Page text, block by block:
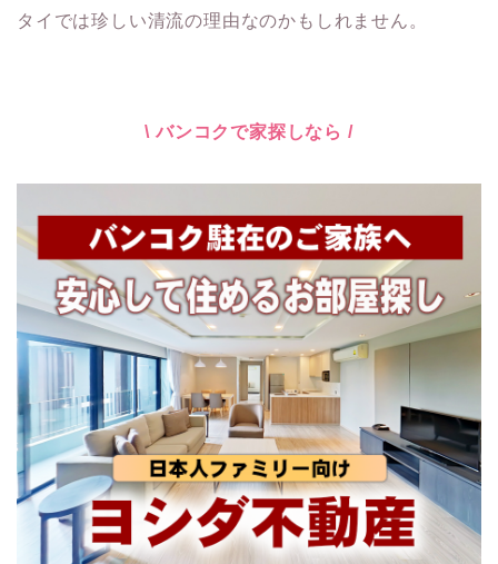
タイでは珍しい清流の理由なのかもしれません。
\ バンコクで家探しなら /